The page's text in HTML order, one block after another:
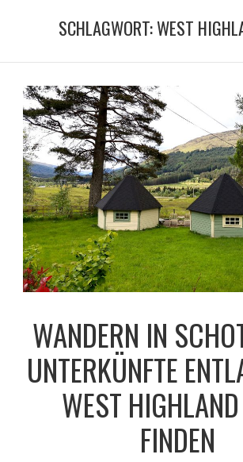
SCHLAGWORT:WEST
WANDERN IN
UNTERKÜNFTE
WEST
FINDEN